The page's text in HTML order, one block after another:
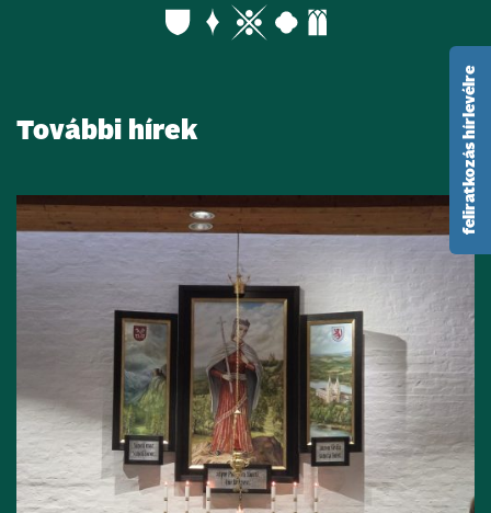
További hírek feliratkozás hírlevélre